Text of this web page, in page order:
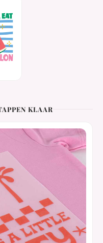
KLAAR